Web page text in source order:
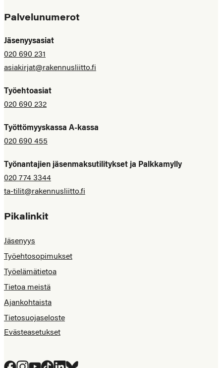
Palvelunumerot
Jäsenyysasiat
020 690 231
asiakirjat@rakennusliitto.fi
Työehtoasiat
020 690 232
Työttömyyskassa A-kassa
020 690 455
Työnantajien jäsenmaksutilitykset ja Palkkamylly
020 774 3344
ta-tilit@rakennusliitto.fi
Pikalinkit
Jäsenyys
Työehtosopimukset
Työelämätietoa
Tietoa meistä
Ajankohtaista
Tietosuojaseloste
Evästeasetukset
Facebook
Instagram
YouTube
TiktokLinkedIn
Bluesky